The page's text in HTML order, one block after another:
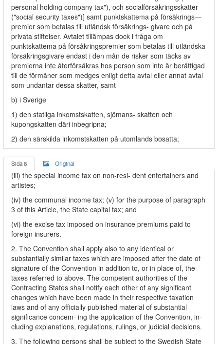
personal holding company tax"), och socialförsäkringsskatter
("social security taxes")] samt punktskattema på försäkrings—
premier som betalas till utländsk försäkrings- givare och på
privata stiftelser. Avtalet tillämpas dock i fråga om
punktskattema på försåkringspremier som betalas till utländska
försäkringsgivare endast i den mån de risker som täcks av
premierna inte återförsäkras hos person som inte är berättigad
till de förmåner som medges enligt detta avtal eller annat avtal
som undantar dessa skatter, samt
b) i Sverige
1) den statliga inkomstskatten, sjömans- skatten och
kupongskatten däri inbegripna;
2) den särskilda inkomstskatten på utomlands bosatta;
Sida 8 Original
(iii) the special income tax on non-resi- dent entertainers and
artistes;
(iv) the communal income tax; (v) for the purpose of paragraph
3 of this Article, the State capital tax; and
(vi) the excise tax imposed on insurance premiums paid to
foreign insurers.
2. The Convention shall apply also to any identical or
substantially similar taxes which are imposed after the date of
signature of the Convention in addition to, or in place of, the
taxes referred to above. The competent authorities of the
Contracting States shall notify each other of any significant
changes which have been made in their respective taxation
laws and of any officially published material of substantial
significance concem- ing the application of the Convention, in-
cluding explanations, regulations, rulings, or judicial decisions.
3. The following persons shall be subject to the Swedish State